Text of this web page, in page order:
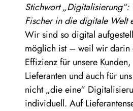
Stichwort „Digitalisierung“:
Fischer in die digitale Welt
Wir sind so digital
möglich ist – weil wir darin
Effizienz für unsere
Lieferanten und auch für
nicht „die eine“
individuell. Auf